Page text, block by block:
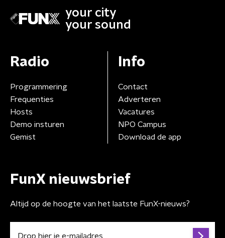
your city
your sound
Radio
Programmering
Frequenties
Hosts
Demo insturen
Gemist
Info
Contact
Adverteren
Vacatures
NPO Campus
Download de app
FunX nieuwsbrief
Altijd op de hoogte van het laatste FunX-nieuws?